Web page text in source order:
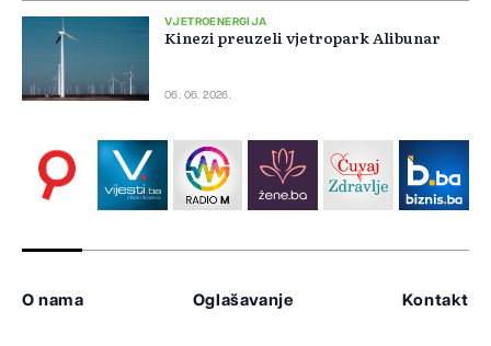
VJETROENERGIJA
Kinezi preuzeli vjetropark Alibunar
06. 06. 2026.
O nama Oglašavanje Kontakt